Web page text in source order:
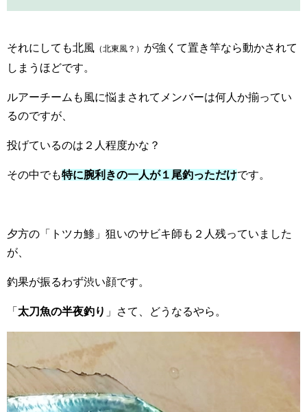
それにしても北風 （北東風？） が強くて置き竿なら動かされて
しまうほどです。
ルアーチームも風に悩まされてメンバーは何人か揃ってい
るのですが、
投げているのは２人程度かな？
その中でも特に腕利きの一人が１尾釣っただけです。
夕方の「トツカ鯵」狙いのサビキ師も２人残っていました
が、
釣果が振るわず渋い顔です。
「 太刀魚の半夜釣り 」さて、どうなるやら。